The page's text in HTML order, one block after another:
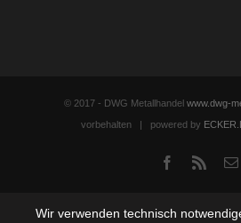
© 2017 - DWG Metallhandel www.dwg-
vorbehalten | powered by
Facebook
Rss
Wir verwenden technisch